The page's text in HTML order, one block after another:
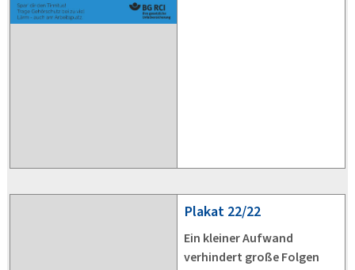
Plakat 22/22
Ein kleiner Aufwand
verhindert große Folgen